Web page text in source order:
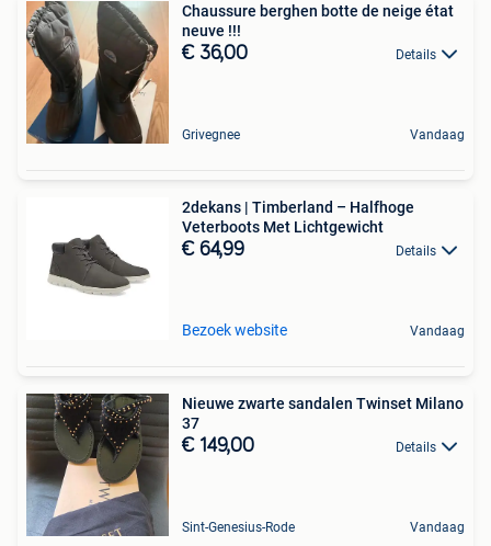
Chaussure berghen botte de neige état
neuve !!!
€ 36,00 Details
Grivegnee Vandaag
2dekans | Timberland – Halfhoge
Veterboots Met Lichtgewicht
€ 64,99 Details
Bezoek website Vandaag
Nieuwe zwarte sandalen Twinset Milano
37
€ 149,00 Details
Sint-Genesius-Rode Vandaag